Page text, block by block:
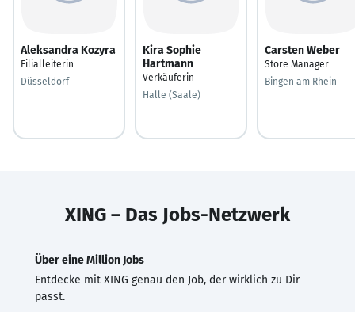
Aleksandra Kozyra
Filialleiterin
Düsseldorf
Kira Sophie
Hartmann
Verkäuferin
Halle (Saale)
Carsten Weber
Store Manager
Bingen am Rhein
XING – Das Jobs-Netzwerk
Über eine Million Jobs
Entdecke mit XING genau den Job, der wirklich zu Dir
passt.